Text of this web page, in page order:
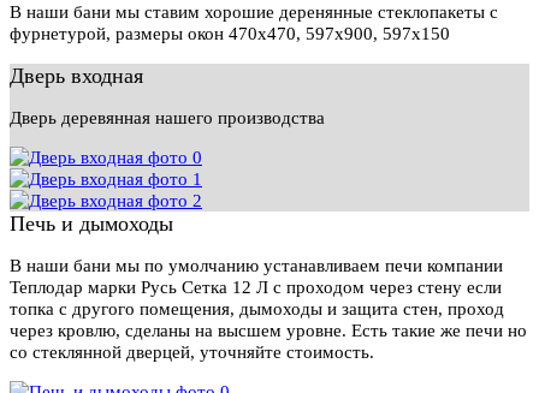
В наши бани мы ставим хорошие деренянные стеклопакеты с
фурнетурой, размеры окон 470х470, 597х900, 597х150
Дверь входная
Дверь деревянная нашего производства
Печь и дымоходы
В наши бани мы по умолчанию устанавливаем печи компании
Теплодар марки Русь Сетка 12 Л с проходом через стену если
топка с другого помещения, дымоходы и защита стен, проход
через кровлю, сделаны на высшем уровне. Есть такие же печи но
со стеклянной дверцей, уточняйте стоимость.